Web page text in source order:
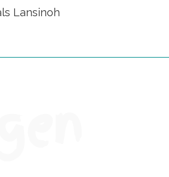
Lansinoh